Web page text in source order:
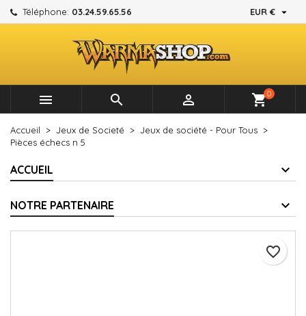
Téléphone: 03.24.59.65.56 EUR € 
   shopping_cart0
Accueil Jeux de Societé
Jeux de société - Pour Tous
Pièces échecs n 5
ACCUEIL
NOTRE PARTENAIRE
favorite_border
Mes listes d'envies ×
Créer une nouvelle liste
Créer une liste d'envies ×
Nom de la liste d'envies
Annuler Créer une liste d'envies
Connexion ×
Vous devez être connecté pour ajouter des produits à
votre liste d'envies.